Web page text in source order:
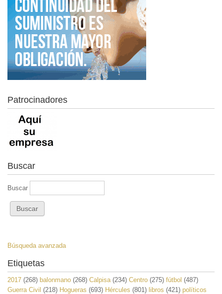
Patrocinadores
Buscar
Buscar
Búsqueda avanzada
Etiquetas
2017 (268) balonmano (268) Calpisa (234) Centro (275) fútbol (487)
Guerra Civil (218) Hogueras (693) Hércules (801) libros (421) políticos